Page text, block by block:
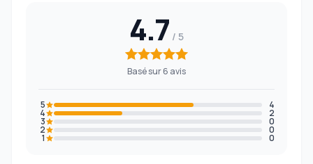
4.7
Basé sur 6 avis
5 4
4 2
3 0
2 0
1 0